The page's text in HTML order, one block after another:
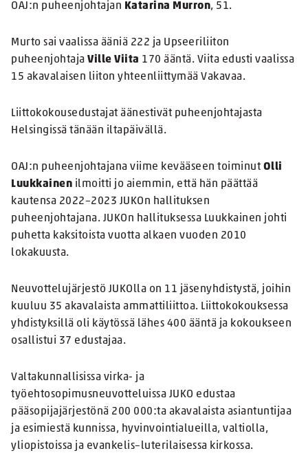
OAJ:n puheenjohtajan Katarina Murron, 51.
Murto sai vaalissa ääniä 222 ja Upseeriliiton
puheenjohtaja Ville Viita 170 ääntä. Viita edusti vaalissa
15 akavalaisen liiton yhteenliittymää Vakavaa.
Liittokokousedustajat äänestivät puheenjohtajasta
Helsingissä tänään iltapäivällä.
OAJ:n puheenjohtajana viime kevääseen toiminut Olli
Luukkainen ilmoitti jo aiemmin, että hän päättää
kautensa 2022–2023 JUKOn hallituksen
puheenjohtajana. JUKOn hallituksessa Luukkainen johti
puhetta kaksitoista vuotta alkaen vuoden 2010
lokakuusta.
Neuvottelujärjestö JUKOlla on 11 jäsenyhdistystä, joihin
kuuluu 35 akavalaista ammattiliittoa. Liittokokouksessa
yhdistyksillä oli käytössä lähes 400 ääntä ja kokoukseen
osallistui 37 edustajaa.
Valtakunnallisissa virka- ja
työehtosopimusneuvotteluissa JUKO edustaa
pääsopijajärjestönä 200 000:ta akavalaista asiantuntijaa
ja esimiestä kunnissa, hyvinvointialueilla, valtiolla,
yliopistoissa ja evankelis–luterilaisessa kirkossa.